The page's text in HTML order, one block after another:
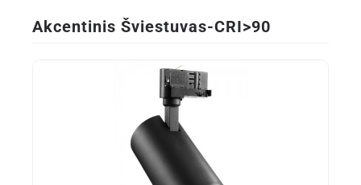
Akcentinis Šviestuvas-CRI>90